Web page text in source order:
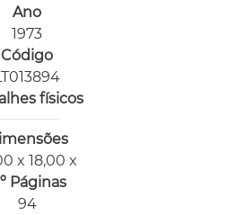
Ano
1973
Código
físicos
x 18,00 x
Páginas
94